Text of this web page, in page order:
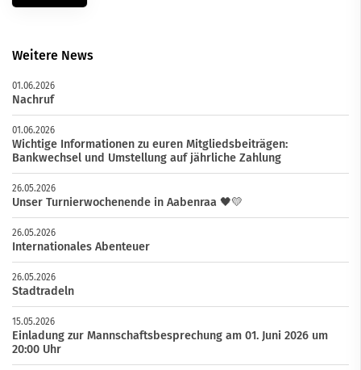
Weitere News
01.06.2026
Nachruf
01.06.2026
Wichtige Informationen zu euren Mitgliedsbeiträgen:
Bankwechsel und Umstellung auf jährliche Zahlung
26.05.2026
Unser Turnierwochenende in Aabenraa 🖤💛
26.05.2026
Internationales Abenteuer
26.05.2026
Stadtradeln
15.05.2026
Einladung zur Mannschaftsbesprechung am 01. Juni 2026 um
20:00 Uhr